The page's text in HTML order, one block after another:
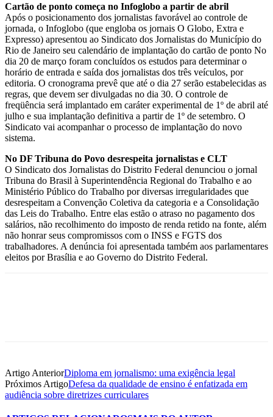
Cartão de ponto começa no Infoglobo a partir de abril
Após o posicionamento dos jornalistas favorável ao controle de
jornada, o Infoglobo (que engloba os jornais O Globo, Extra e
Expresso) apresentou ao Sindicato dos Jornalistas do Município do
Rio de Janeiro seu calendário de implantação do cartão de ponto No
dia 20 de março foram concluídos os estudos para determinar o
horário de entrada e saída dos jornalistas dos três veículos, por
editoria. O cronograma prevê que até o dia 27 serão estabelecidas as
regras, que devem ser divulgadas no dia 30. O controle de
freqüência será implantado em caráter experimental de 1º de abril até
julho e sua implantação definitiva a partir de 1º de setembro. O
Sindicato vai acompanhar o processo de implantação do novo
sistema.
No DF Tribuna do Povo desrespeita jornalistas e CLT
O Sindicato dos Jornalistas do Distrito Federal denunciou o jornal
Tribuna do Brasil à Superintendência Regional do Trabalho e ao
Ministério Público do Trabalho por diversas irregularidades que
desrespeitam a Convenção Coletiva da categoria e a Consolidação
das Leis do Trabalho. Entre elas estão o atraso no pagamento dos
salários, não recolhimento do imposto de renda retido na fonte, além
não honrar seus compromissos com o INSS e FGTS dos
trabalhadores. A denúncia foi apresentada também aos parlamentares
eleitos por Brasília e ao Governo do Distrito Federal.
Artigo AnteriorDiploma em jornalismo: uma exigência legal
Próximos ArtigoDefesa da qualidade de ensino é enfatizada em
audiência sobre diretrizes curriculares